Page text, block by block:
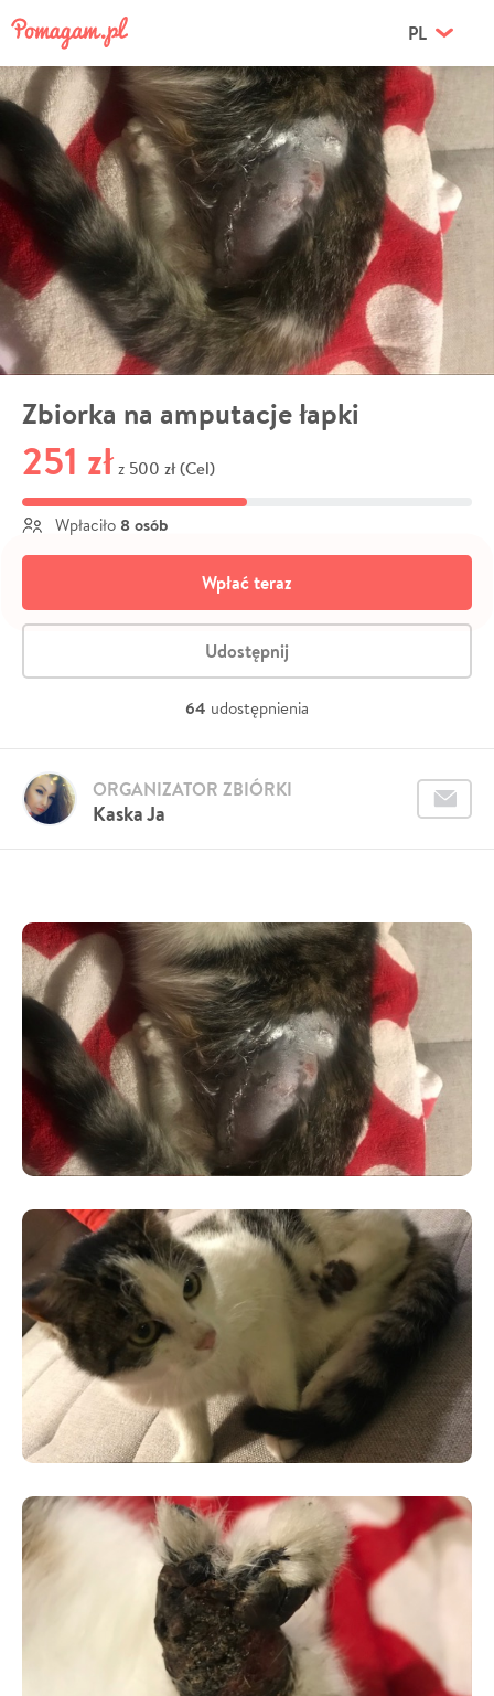
PL
Zbiorka na amputacje łapki
251 zł z 500 zł (Cel)
Wpłaciło 8 osób
Wpłać teraz
Udostępnij
64 udostępnienia
Kaska Ja
ORGANIZATOR ZBIÓRKI